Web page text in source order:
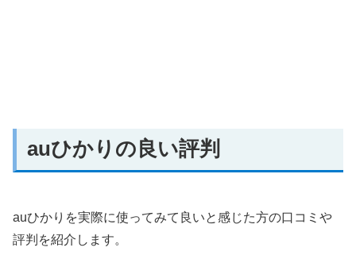
auひかりの良い評判
auひかりを実際に使ってみて良いと感じた方の口コミや
評判を紹介します。